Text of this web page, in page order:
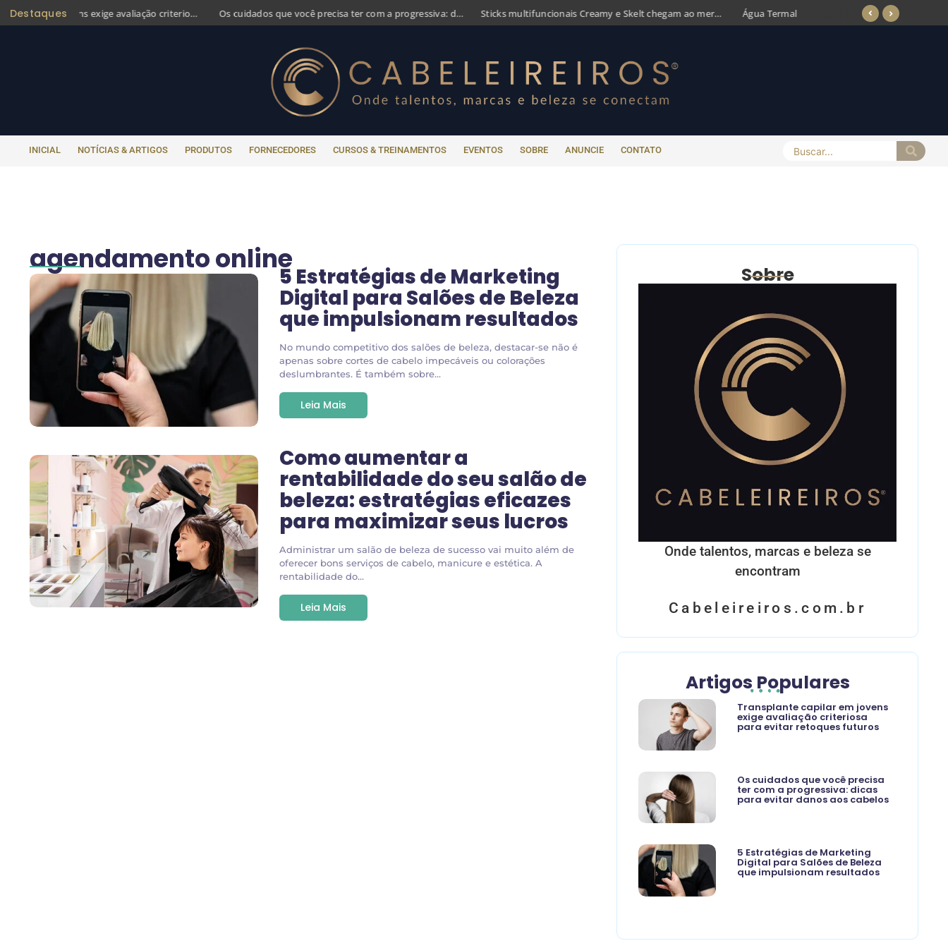
Destaques Transplante capilar em jovens exige avaliação criteriosa para evitar retoques futuros Os cuidados que você precisa ter com a progressiva: dicas para evitar danos aos cabelos Sticks multifuncionais Creamy e Skelt chegam ao mercado Água Termal
INICIAL NOTÍCIAS & ARTIGOS PRODUTOS FORNECEDORES CURSOS & TREINAMENTOS EVENTOS SOBRE ANUNCIE CONTATO
agendamento online
5 Estratégias de Marketing
Digital para Salões de Beleza
que impulsionam resultados
No mundo competitivo dos salões de beleza, destacar-se não é
apenas sobre cortes de cabelo impecáveis ou colorações
deslumbrantes. É também sobre...
Leia Mais
Como aumentar a
rentabilidade do seu salão de
beleza: estratégias eficazes
para maximizar seus lucros
Administrar um salão de beleza de sucesso vai muito além de
oferecer bons serviços de cabelo, manicure e estética. A
rentabilidade do...
Leia Mais
Sobre
Onde talentos, marcas e beleza se
encontram
Cabeleireiros.com.br
Artigos Populares
Transplante capilar em jovens
exige avaliação criteriosa
para evitar retoques futuros
Os cuidados que você precisa
ter com a progressiva: dicas
para evitar danos aos cabelos
5 Estratégias de Marketing
Digital para Salões de Beleza
que impulsionam resultados